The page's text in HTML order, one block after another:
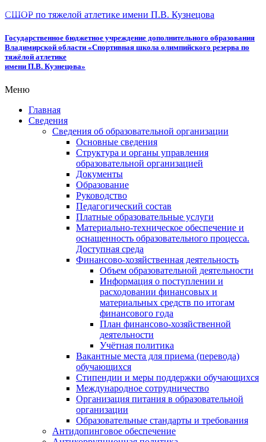
СШОР по тяжелой атлетике имени П.В. Кузнецова
Государственное бюджетное учреждение дополнительного образования
Владимирской области «Спортивная школа олимпийского резерва по
тяжёлой атлетике
имени П.В. Кузнецова»
Меню
Главная
Сведения
Сведения об образовательной организации
Основные сведения
Структура и органы управления
образовательной организацией
Документы
Образование
Руководство
Педагогический состав
Платные образовательные услуги
Материально-техническое обеспечение и
оснащенность образовательного процесса.
Доступная среда
Финансово-хозяйственная деятельность
Объем образовательной деятельности
Информация о поступлении и
расходовании финансовых и
материальных средств по итогам
финансового года
План финансово-хозяйственной
деятельности
Учётная политика
Вакантные места для приема (перевода)
обучающихся
Стипендии и меры поддержки обучающихся
Международное сотрудничество
Организация питания в образовательной
организации
Образовательные стандарты и требования
Антидопинговое обеспечение